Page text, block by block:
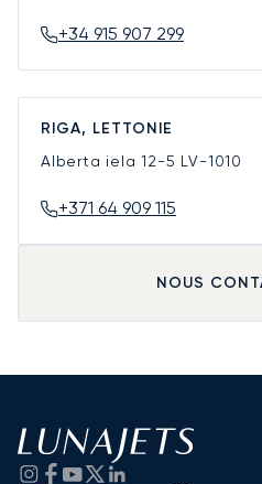
+34 915 907 299
RIGA, LETTONIE
Alberta iela 12-5 LV-1010
+371 64 909 115
NOUS